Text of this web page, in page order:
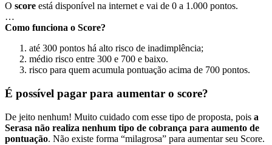
O score está disponível na internet e vai de 0 a 1.000 pontos.
…
Como funciona o Score?
até 300 pontos há alto risco de inadimplência;
médio risco entre 300 e 700 e baixo.
risco para quem acumula pontuação acima de 700 pontos.
É possível pagar para aumentar o score?
De jeito nenhum! Muito cuidado com esse tipo de proposta, pois a
Serasa não realiza nenhum tipo de cobrança para aumento de
pontuação. Não existe forma “milagrosa” para aumentar seu Score.